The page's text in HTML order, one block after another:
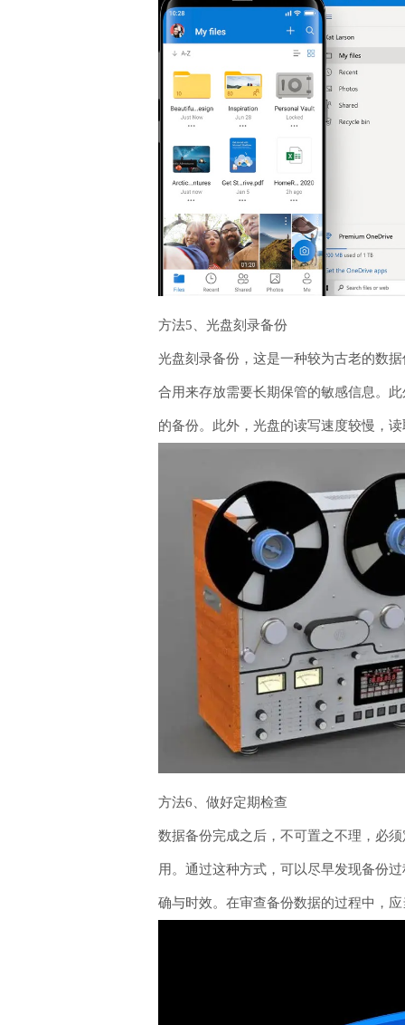
方法5、光盘刻录备份
光盘刻录备份，这是一种较为古老的数
合用来存放需要长期保管的敏感信息。
的备份。此外，光盘的读写速度较慢，
方法6、做好定期检查
数据备份完成之后，不可置之不理，必
用。通过这种方式，可以尽早发现备份
确与时效。在审查备份数据的过程中，